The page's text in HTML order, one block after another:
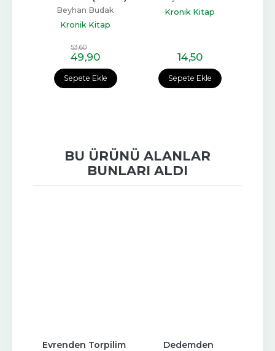
Sepete Ekle
Beyhan Budak
Kronik Kitap
53,60
49,90
Sepete Ekle
Kronik Kitap
14,50
BU ÜRÜNÜ ALANLAR
BUNLARI ALDI
Evrenden Torpilim
Dedemden